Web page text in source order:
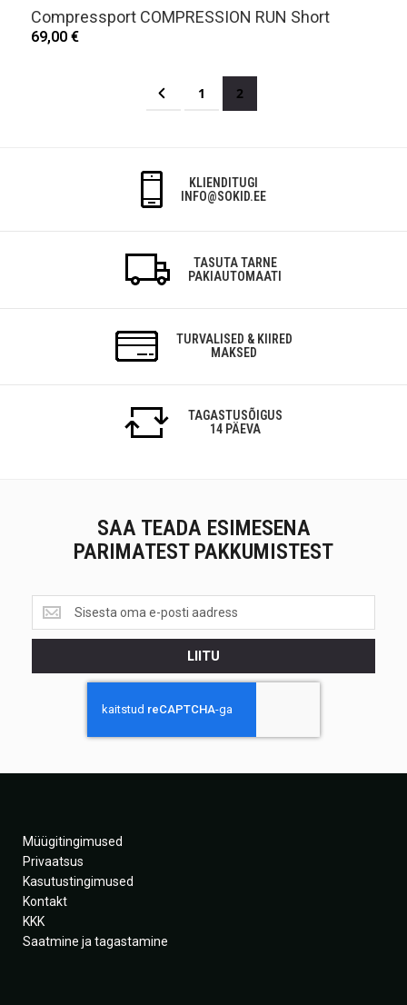
Compressport COMPRESSION RUN Short
69,00 €
PagePage
EelminePage
1 You're currently reading
2
KLIENDITUGI
INFO@SOKID.EE
TASUTA TARNE
PAKIAUTOMAATI
TURVALISED & KIIRED
MAKSED
TAGASTUSÕIGUS
14 PÄEVA
SAA TEADA ESIMESENA
PARIMATEST PAKKUMISTEST
Saa
teada
esimesena<br>
pakkumistest
LIITU
Müügitingimused
Privaatsus
Kasutustingimused
Kontakt
KKK
Saatmine ja tagastamine